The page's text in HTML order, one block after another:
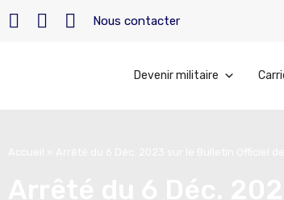
Nous contacter
Devenir militaire